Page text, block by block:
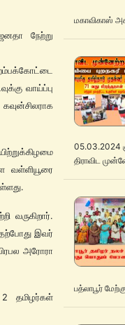
நேற்று
வாய்ப்பு
வள்ளியூரை
வருகிறார்.
இவர்
அரோரா
தமிழர்கள்
மகாவிகாஸ்
05.03.2024
திராவிட
பத்லாபூர்